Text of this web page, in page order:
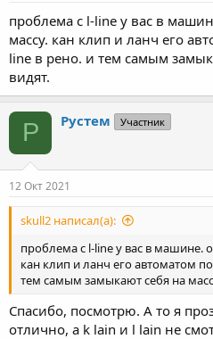
проблема с l-line у вас в
массу. кан клип и ланч его
line в рено. и тем самым
видят.
Р Рустем Участник
12 Окт 2021
skull2 написал(а):
проблема с l-line у вас в машине.
кан клип и ланч его автоматом
тем самым замыкают себя на
Спасибо, посмотрю. А то я
отлично, а k lain и l lain не